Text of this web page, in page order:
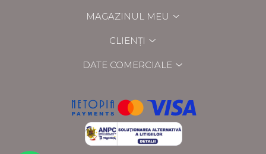
MAGAZINUL MEU
CLIENȚI
DATE COMERCIALE